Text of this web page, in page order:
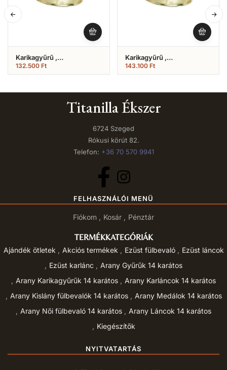
Karikagyűrű ,
Hagyományos Fényes
Modell (Nr.10)
132.500 Ft
Karikagyűrű ,
Hagyományos Fényes
Modell (Nr.8)
143.100 Ft
Titanilla Ékszer
6724 Szeged
Rókusi körút 82.
Telefon: +36 70 570 9941
FELHASZNÁLÓI MENÜ
Fiókom Kosár Pénztár
TERMÉKKATEGÓRIÁK
Ajándék ötletek Akciós termékek Ezüst fülbevaló
Ezüst láncok
Ezüst karlánc
Arany Gyűrűk 14 karátos
Arany Karikagyűrűk 14 karátos
Arany Karláncok 14 karátos
Arany Kislány fülbevalók 14 karátos
Arany Medálok 14 karátos
Arany Női fülbevaló 14 karátos
Arany Láncok 14 karátos
Kiegészítők
NYITVATARTÁS